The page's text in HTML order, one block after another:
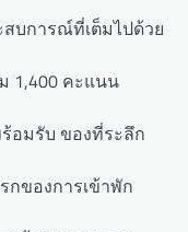
บการณ์ที่เต็มไปด้วย
1,400 คะแนน
อมรับ ของที่ระลึก
กของการเข้าพัก